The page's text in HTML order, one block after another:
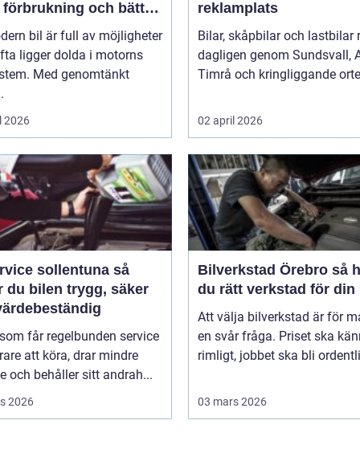
förbrukning och bättre
bil är full av möjligheter
ligger dolda i motorns
Med genomtänkt
2026
reklamplats
Bilar, skåpbilar och lastbilar
dagligen genom Sundsvall,
Timrå och kringliggande
02 april 2026
sollentuna så
du bilen trygg, säker
får regelbunden service
att köra, drar mindre
och behåller sitt andrah...
2026
Bilverkstad Örebro så hittar
du rätt verkstad för din
Att välja bilverkstad är för
en svår fråga. Priset ska
rimligt, jobbet ska bli
03 mars 2026